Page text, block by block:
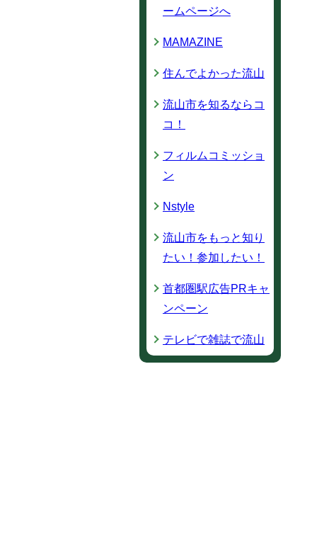
ームページへ
MAMAZINE
住んでよかった流山
流山市を知るならコ
コ！
フィルムコミッショ
ン
Nstyle
流山市をもっと知り
たい！参加したい！
首都圏駅広告PRキャ
ンペーン
テレビで雑誌で流山